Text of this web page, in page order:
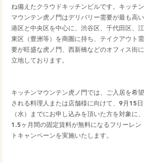
ね備えたクラウドキッチンビルです。キッチン
マウンテン虎ノ門はデリバリー需要が最も高い
港区と中央区を中心に、渋谷区、千代田区、江
東区（豊洲等）を商圏に持ち、テイクアウト需
要が旺盛な虎ノ門、西新橋などのオフィス街に
立地しております。
キッチンマウンテン虎ノ門では、ご入居を希望
される料理人または店舗様に向けて、9月15日
（水）までにお申し込みを頂いた方を対象に、
1.5ヶ月間の固定賃料が無料になるフリーレン
トキャンペーンを実施いたします。